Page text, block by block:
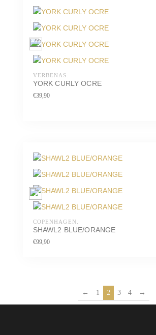
VERBENAS.
YORK CURLY OCRE
€39,90
COPENHAGEN.
SHAWL2 BLUE/ORANGE
€99,90
← 1 2 3 4 →